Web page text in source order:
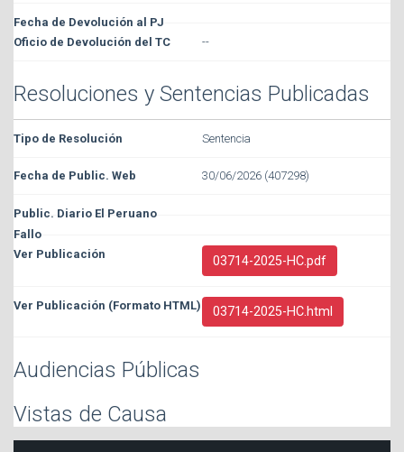
--
Resoluciones y Sentencias Publicadas
Sentencia
30/06/2026 (407298)
03714-2025-HC.pdf
03714-2025-HC.html
Audiencias Públicas
Vistas de Causa